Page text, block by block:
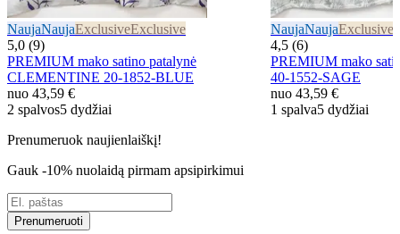
NaujaNaujaExclusiveExclusive
5,0 (9)
PREMIUM mako satino patalynė
CLEMENTINE 20-1852-BLUE
nuo 43,59 €
2 spalvos5 dydžiai
NaujaNaujaExclusive
4,5 (6)
PREMIUM mako
40-1552-SAGE
nuo 43,59 €
1 spalva5 dydžiai
Prenumeruok naujienlaiškį!
Gauk -10% nuolaidą pirmam apsipirkimui
Prenumeruoti